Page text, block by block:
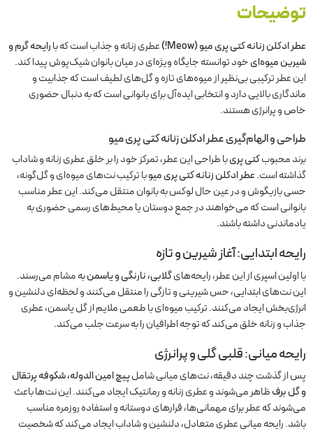
توضیحات
عطر ادکلن زنانه کتی پری میو (Meow!) عطری زنانه و جذاب است که بارایحه گرم و
شیرین میوه‌ایخود توانسته جایگاه ویژه‌ای در میان بانوان شیک‌پوش پیدا کند.
این عطر ترکیبی بی‌نظیر از میوه‌های تازه و گل‌های لطیف است که جذابیت و
ماندگاری بالایی دارد و انتخابی ایده‌آل برای بانوانی است که به دنبال حضوری
خاص و پرانرژی هستند.
طراحی و الهام‌گیریعطر ادکلن زنانه کتی پری میو
برند محبوبکتی پریبا طراحی این عطر، تمرکز خود را بر خلق عطری زنانه و شاداب
گذاشته است.عطر ادکلن زنانه کتی پری میوبا ترکیب نت‌های میوه‌ای و گل‌گونه،
حسی بازیگوش و در عین حال لوکس به بانوان منتقل می‌کند. این عطر مناسب
بانوانی است که می‌خواهند در جمع دوستان یا محیط‌های رسمی حضوری به
یادماندنی داشته باشند.
رایحه ابتدایی: آغاز شیرین و تازه
با اولین اسپری از این عطر، رایحه‌هایگلابی، نارنگی و یاسمنبه مشام می‌رسند.
این نت‌های ابتدایی، حس شیرینی و تازگی را منتقل می‌کنند و لحظه‌ای دلنشین و
انرژی‌بخش ایجاد می‌کنند. ترکیب میوه‌ای با طعمی ملایم از گل یاسمن، عطری
جذاب و زنانه خلق می‌کند که توجه اطرافیان را به سرعت جلب می‌کند.
رایحه میانی: قلبی گلی و پرانرژی
پس از گذشت چند دقیقه، نت‌های میانی شاملپیچ امین الدوله، شکوفه پرتقال
و گل برفظاهر می‌شوند و عطری زنانه و رمانتیک ایجاد می‌کنند. این نت‌ها باعث
می‌شوند که عطر برای مهمانی‌ها، قرارهای دوستانه و استفاده روزمره مناسب
باشد. رایحه میانی عطری متعادل، دلنشین و شاداب ایجاد می‌کند که شخصیت